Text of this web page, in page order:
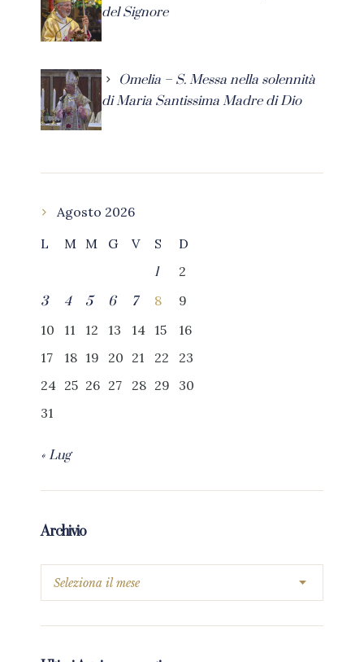
del Signore
Omelia – S. Messa nella solennità
di Maria Santissima Madre di Dio
Agosto 2026
L
M M G V S
D
1
2
3
4 5 6 7 8
9
10
11 12 13 14 15
16
17
18 19 20 21 22
23
24 25 26 27 28 29
30
31
« Lug
Archivio